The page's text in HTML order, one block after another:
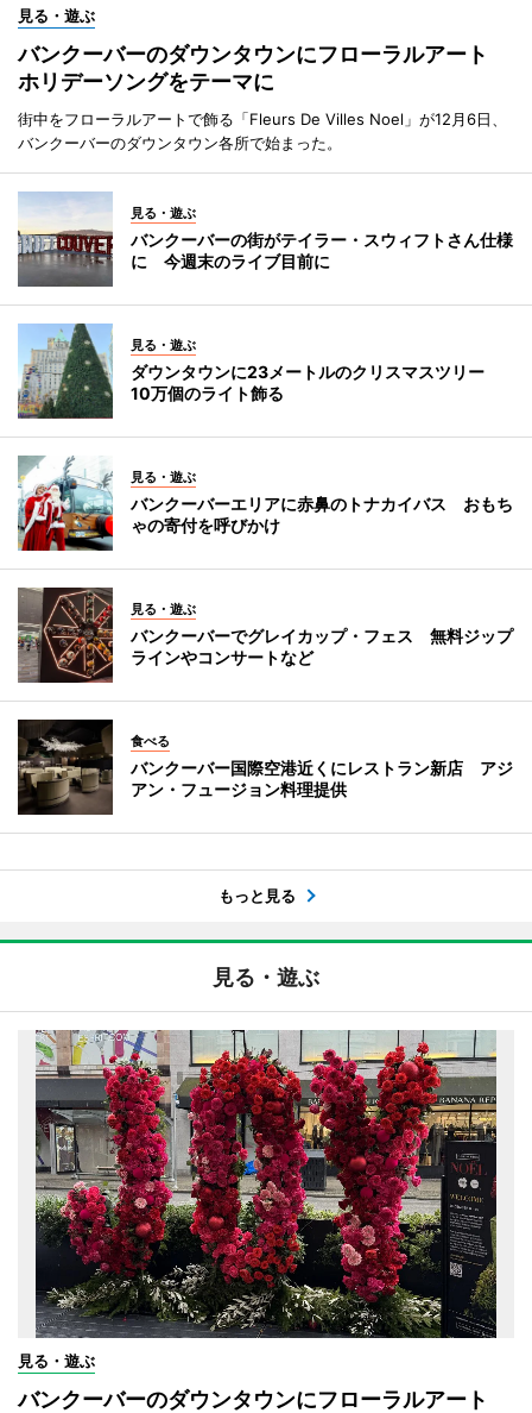
見る・遊ぶ
バンクーバーのダウンタウンにフローラルアート
ホリデーソングをテーマに
街中をフローラルアートで飾る「Fleurs De Villes Noel」が12月6日、
バンクーバーのダウンタウン各所で始まった。
見る・遊ぶ
バンクーバーの街がテイラー・スウィフトさん仕様
に 今週末のライブ目前に
見る・遊ぶ
ダウンタウンに23メートルのクリスマスツリー
10万個のライト飾る
見る・遊ぶ
バンクーバーエリアに赤鼻のトナカイバス おもち
ゃの寄付を呼びかけ
見る・遊ぶ
バンクーバーでグレイカップ・フェス 無料ジップ
ラインやコンサートなど
食べる
バンクーバー国際空港近くにレストラン新店 アジ
アン・フュージョン料理提供
もっと見る
見る・遊ぶ
見る・遊ぶ
バンクーバーのダウンタウンにフローラルアート